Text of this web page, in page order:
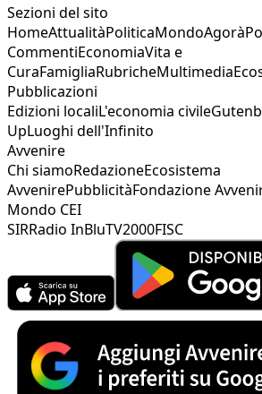
Sezioni del sito
HomeAttualitàPoliticaMondoAgorà
CommentiEconomiaVita e
CuraFamigliaRubricheMultimedia
Pubblicazioni
Edizioni localiL'economia civile
UpLuoghi dell'Infinito
Avvenire
Chi siamoRedazioneEcosistema
AvvenirePubblicitàFondazione
Mondo CEI
SIRRadio InBluTV2000FISC